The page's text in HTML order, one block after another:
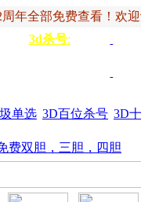
年全部免费查看！欢
3d杀号:
单选 3D百位杀号 3D
费双胆，三胆，四胆